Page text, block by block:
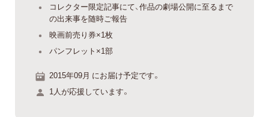
コレクター限定記事にて、作品の劇場公開に至るまで
の出来事を随時ご報告
映画前売り券×1枚
パンフレット×1部
2015年09月 にお届け予定です。
1人が応援しています。